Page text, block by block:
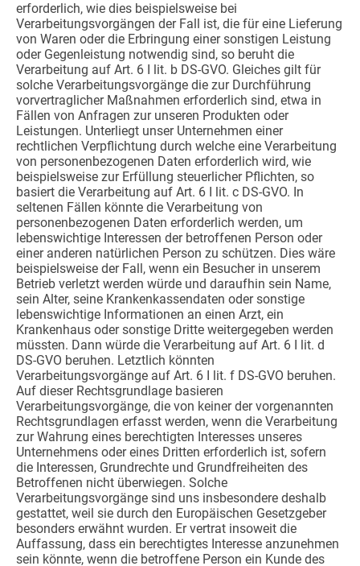
erforderlich, wie dies beispielsweise bei
Verarbeitungsvorgängen der Fall ist, die für eine Lieferung
von Waren oder die Erbringung einer sonstigen Leistung
oder Gegenleistung notwendig sind, so beruht die
Verarbeitung auf Art. 6 I lit. b DS-GVO. Gleiches gilt für
solche Verarbeitungsvorgänge die zur Durchführung
vorvertraglicher Maßnahmen erforderlich sind, etwa in
Fällen von Anfragen zur unseren Produkten oder
Leistungen. Unterliegt unser Unternehmen einer
rechtlichen Verpflichtung durch welche eine Verarbeitung
von personenbezogenen Daten erforderlich wird, wie
beispielsweise zur Erfüllung steuerlicher Pflichten, so
basiert die Verarbeitung auf Art. 6 I lit. c DS-GVO. In
seltenen Fällen könnte die Verarbeitung von
personenbezogenen Daten erforderlich werden, um
lebenswichtige Interessen der betroffenen Person oder
einer anderen natürlichen Person zu schützen. Dies wäre
beispielsweise der Fall, wenn ein Besucher in unserem
Betrieb verletzt werden würde und daraufhin sein Name,
sein Alter, seine Krankenkassendaten oder sonstige
lebenswichtige Informationen an einen Arzt, ein
Krankenhaus oder sonstige Dritte weitergegeben werden
müssten. Dann würde die Verarbeitung auf Art. 6 I lit. d
DS-GVO beruhen. Letztlich könnten
Verarbeitungsvorgänge auf Art. 6 I lit. f DS-GVO beruhen.
Auf dieser Rechtsgrundlage basieren
Verarbeitungsvorgänge, die von keiner der vorgenannten
Rechtsgrundlagen erfasst werden, wenn die Verarbeitung
zur Wahrung eines berechtigten Interesses unseres
Unternehmens oder eines Dritten erforderlich ist, sofern
die Interessen, Grundrechte und Grundfreiheiten des
Betroffenen nicht überwiegen. Solche
Verarbeitungsvorgänge sind uns insbesondere deshalb
gestattet, weil sie durch den Europäischen Gesetzgeber
besonders erwähnt wurden. Er vertrat insoweit die
Auffassung, dass ein berechtigtes Interesse anzunehmen
sein könnte, wenn die betroffene Person ein Kunde des